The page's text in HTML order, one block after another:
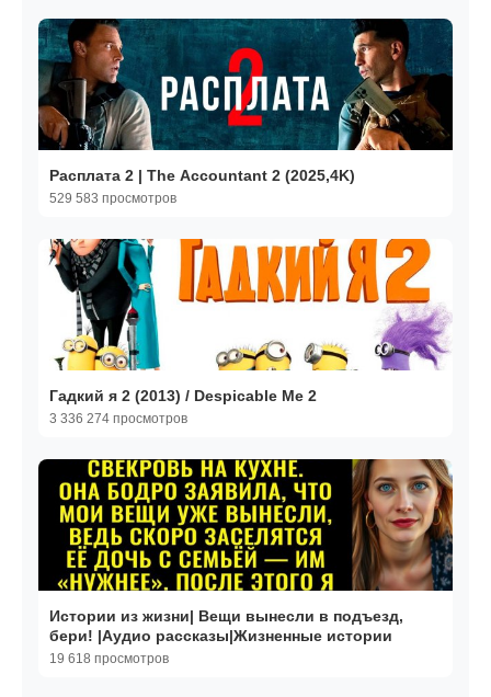
Расплата 2 | The Accountant 2 (2025,4K)
529 583 просмотров
Гадкий я 2 (2013) / Despicable Me 2
3 336 274 просмотров
Истории из жизни| Вещи вынесли в подъезд,
бери! |Аудио рассказы|Жизненные истории
19 618 просмотров